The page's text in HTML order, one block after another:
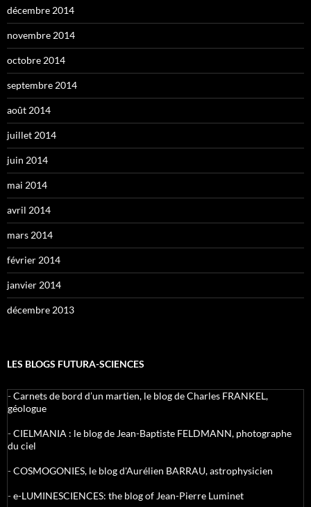
décembre 2014
novembre 2014
octobre 2014
septembre 2014
août 2014
juillet 2014
juin 2014
mai 2014
avril 2014
mars 2014
février 2014
janvier 2014
décembre 2013
LES BLOGS FUTURA-SCIENCES
-Carnets de bord d’un martien, le blog de Charles FRANKEL,
géologue
-CIELMANIA : le blog de Jean-Baptiste FELDMANN, photographe
du ciel
-COSMOGONIES, le blog d'Aurélien BARRAU, astrophysicien
-e-LUMINESCIENCES: the blog of Jean-Pierre Luminet